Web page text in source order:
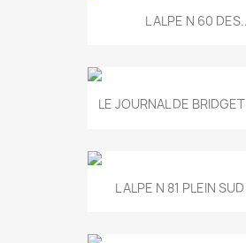
L ALPE N 60
LE JOURNAL DE
L ALPE N 81 PLEIN